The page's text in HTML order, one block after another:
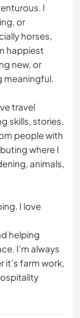
I
or
horses,
happiest
new, or
meaningful.
travel
skills, stories,
people with
where I
animals,
I love
helping
I’m always
it’s farm work,